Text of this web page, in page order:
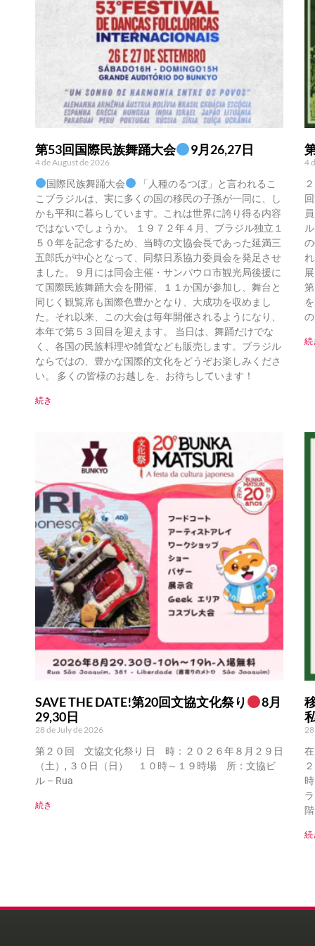
第53回国際民族舞踊大会 9月26,27日
4 de August de 2026
国際民族舞踊大会
「人種のるつぼ」と言われるこ
こブラジルは、実に多くの国の移民の子孫が一同に、し
かも平和に暮らしています。これは世界に誇り得る内容
ではないでしょうか。 １９７２年４月、ブラジル独立１
５０年を記念するため、当時の文協会長であった延満三
五郎氏が中心となって、同祭日系協力委員会を発足させ
ました。９月には同会主催・サンパウロ市観光局後援に
て国際民族舞踊大会を開催、１１か国が参加し、舞台と
同じく観覧席も国際色豊かとなり、大成功を収めまし
た。それ以来、この大会は毎年開催されるようになり、
本年で第５３回目を迎えます。 当日は、舞踊だけでな
く、各国の民族料理や雑貨なども販売します。ブラジル
ならではの、豊かな国際的文化をどうぞお楽しみくださ
い。 多くの皆様のお越しを、お待ちしています！
続き
4
続
SAVE THE DATE!第20回文協文化祭り
8月
29,30日
28 de July de 2026
第２０回 文協文化祭り 日 時：２０２６年８月２９日
（土）, ３０日（日） １０時～１９時場 所：文協ビ
ル – Rua
続き
続